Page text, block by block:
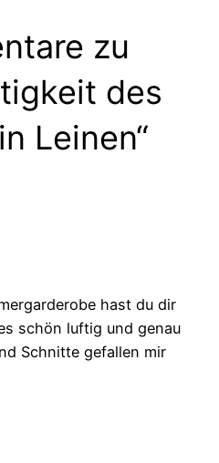
zu
des
Leinen“
hast du dir
schön luftig und genau
Schnitte gefallen mir